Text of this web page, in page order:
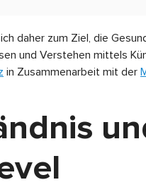
daher zum Ziel, die
und Verstehen mittels
in Zusammenarbeit mit der